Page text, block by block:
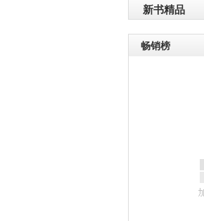
新书精品
畅销榜